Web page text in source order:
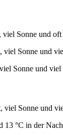
viel Sonne und oft
viel Sonne und
Sonne und viel
viel Sonne und
13 °C in der